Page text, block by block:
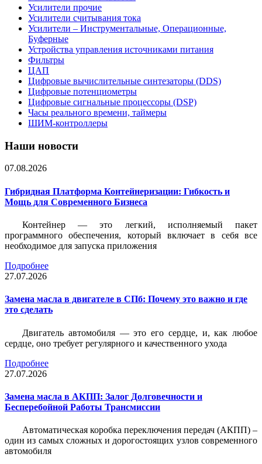
Усилители прочие
Усилители считывания тока
Усилители – Инструментальные, Операционные,
Буферные
Устройства управления источниками питания
Фильтры
ЦАП
Цифровые вычислительные синтезаторы (DDS)
Цифровые потенциометры
Цифровые сигнальные процессоры (DSP)
Часы реального времени, таймеры
ШИМ-контроллеры
Наши новости
07.08.2026
Гибридная Платформа Контейнеризации: Гибкость и
Мощь для Современного Бизнеса
Контейнер — это легкий, исполняемый пакет
программного обеспечения, который включает в себя все
необходимое для запуска приложения
Подробнее
27.07.2026
Замена масла в двигателе в СПб: Почему это важно и где
это сделать
Двигатель автомобиля — это его сердце, и, как любое
сердце, оно требует регулярного и качественного ухода
Подробнее
27.07.2026
Замена масла в АКПП: Залог Долговечности и
Бесперебойной Работы Трансмиссии
Автоматическая коробка переключения передач (АКПП) –
один из самых сложных и дорогостоящих узлов современного
автомобиля